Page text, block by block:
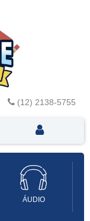
(12) 2138-5755
ÁUDIO